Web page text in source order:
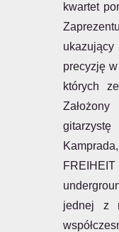
kwartet
precyzję
których
jednej z